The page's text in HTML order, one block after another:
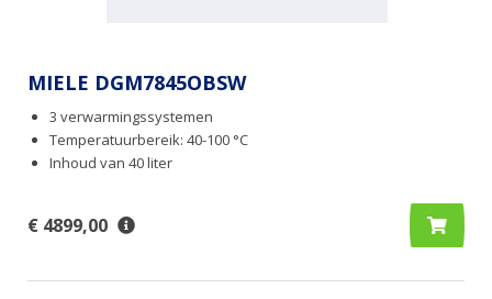
MIELE DGM7845OBSW
3 verwarmingssystemen
Temperatuurbereik: 40-100 °C
Inhoud van 40 liter
€ 4899,00